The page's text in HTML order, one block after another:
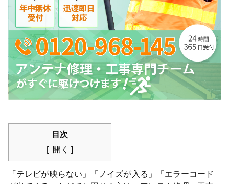
目次
開く
「テレビが映らない」「ノイズが入る」「エラーコード